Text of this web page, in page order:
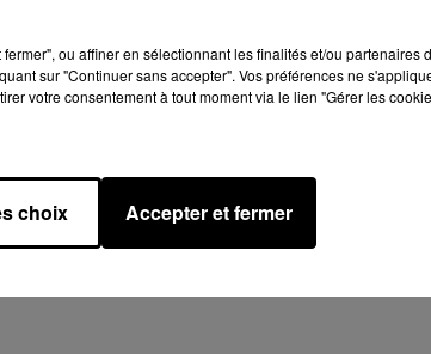
🔊 LUCIE CAYER, AUTRICE
NIGELLOISE, S'AVENTURE
DANS L'ÉCRITURE...
ou affiner en sélectionnant les finalités et/ou partenaires
sur "Continuer sans accepter". Vos préférences ne
votre consentement à tout moment via le lien "Gérer les
choix Accepter et fermer